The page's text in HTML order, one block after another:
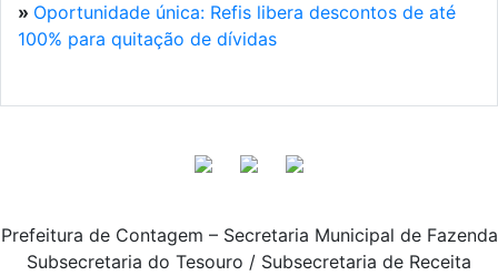
» Oportunidade única: Refis libera descontos de até
100% para quitação de dívidas
Prefeitura de Contagem – Secretaria Municipal de Fazenda
Subsecretaria do Tesouro / Subsecretaria de Receita